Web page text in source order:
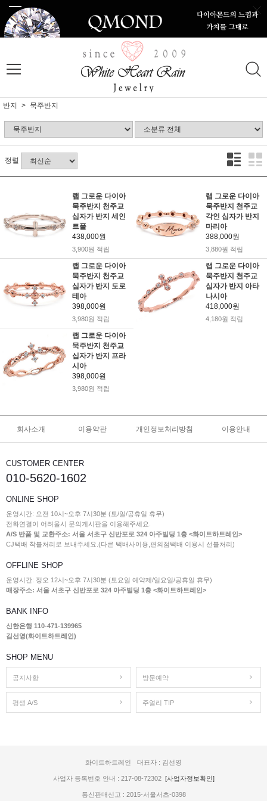
반지 묵주반지
정렬
랩 그로운 다이아
묵주반지 천주교
십자가 반지 세인
트폴
438,000원
3,900원 적립
랩 그로운 다이아
묵주반지 천주교
각인 십자가 반지
마리아
388,000원
3,880원 적립
랩 그로운 다이아
묵주반지 천주교
십자가 반지 도로
테아
398,000원
3,980원 적립
랩 그로운 다이아
묵주반지 천주교
십자가 반지 아타
나시아
418,000원
4,180원 적립
랩 그로운 다이아
묵주반지 천주교
십자가 반지 프라
시아
398,000원
3,980원 적립
회사소개 이용약관 개인정보처리방침 이용안내
CUSTOMER CENTER
010-5620-1602
ONLINE SHOP
운영시간: 오전 10시~오후 7시30분 (토/일/공휴일 휴무)
전화연결이 어려울시 문의게시판을 이용해주세요.
A/S 반품 및 교환주소: 서울 서초구 신반포로 324 아주빌딩 1층 <화이트하트레인>
CJ택배 착불처리로 보내주세요.(다른 택배사이용,편의점택배 이용시 선불처리)
OFFLINE SHOP
운영시간: 정오 12시~오후 7시30분 (토요일 예약제/일요일/공휴일 휴무)
매장주소: 서울 서초구 신반포로 324 아주빌딩 1층 <화이트하트레인>
BANK INFO
신한은행 110-471-139965
김선영(화이트하트레인)
SHOP MENU
공지사항 방문예약
평생 A/S 주얼리 TIP
화이트하트레인 대표자 : 김선영
사업자 등록번호 안내 : 217-08-72302 [사업자정보확인]
통신판매신고 : 2015-서울서초-0398